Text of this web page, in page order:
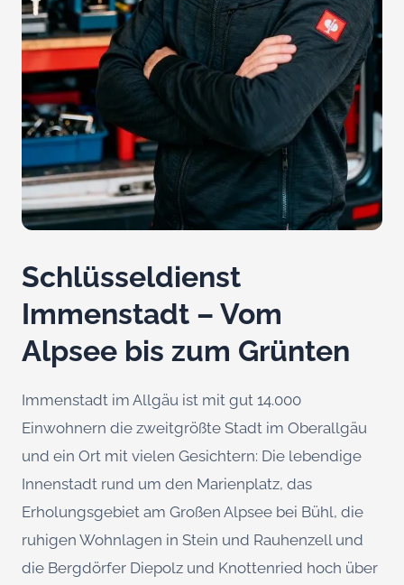
Schlüsseldienst
Immenstadt – Vom
Alpsee bis zum Grünten
Immenstadt im Allgäu ist mit gut 14.000
Einwohnern die zweitgrößte Stadt im Oberallgäu
und ein Ort mit vielen Gesichtern: Die lebendige
Innenstadt rund um den Marienplatz, das
Erholungsgebiet am Großen Alpsee bei Bühl, die
ruhigen Wohnlagen in Stein und Rauhenzell und
die Bergdörfer Diepolz und Knottenried hoch über